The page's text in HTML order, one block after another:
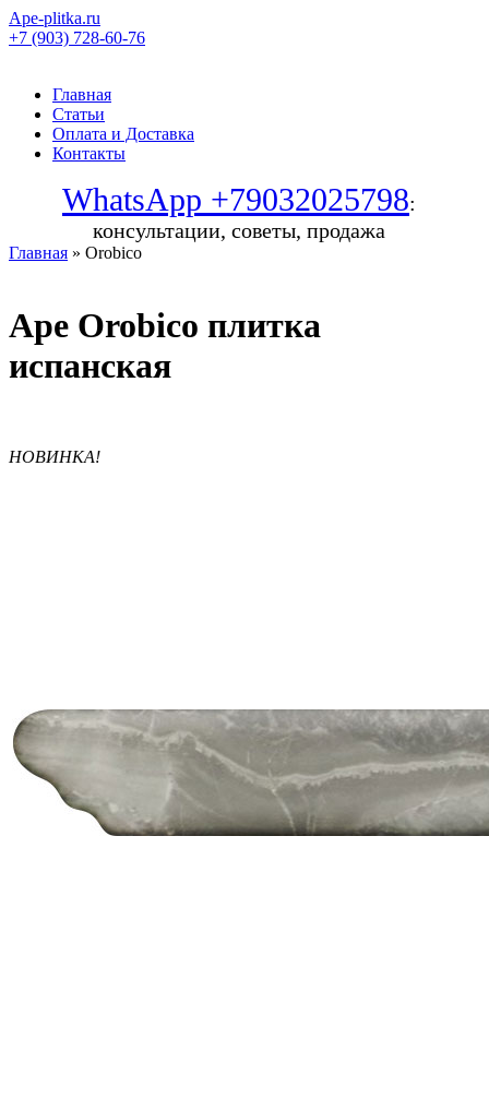
Ape-plitka.ru
+7 (903) 728-60-76
Главная
Статьи
Оплата и Доставка
Контакты
WhatsApp +79032025798:
консультации, советы, продажа
Главная » Orobico
Ape Orobico плитка
испанская
НОВИНКА!